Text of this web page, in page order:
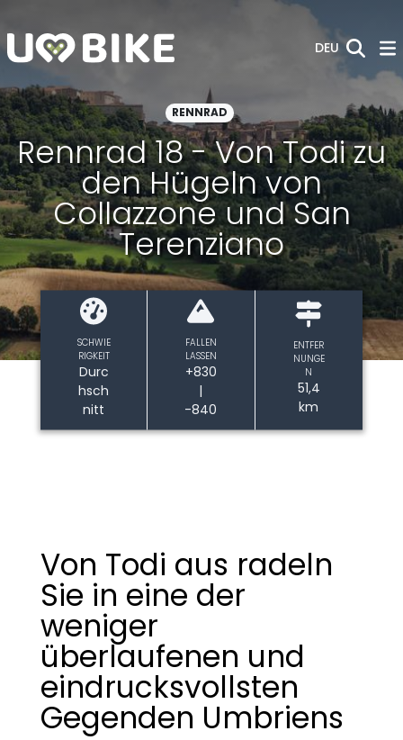
DEU
RENNRAD
Rennrad 18 - Von Todi zu
den Hügeln von
Collazzone und San
Terenziano
SCHWIE
RIGKEIT
Durc
hsch
nitt
FALLEN
LASSEN
+830
|
-840
ENTFER
NUNGE
N
51,4
km
Von Todi aus radeln
Sie in eine der
weniger
überlaufenen und
eindrucksvollsten
Gegenden Umbriens